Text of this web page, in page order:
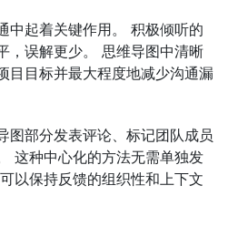
中起着关键作用。 积极倾听的
，误解更少。 思维导图中清晰
目目标并最大程度地减少沟通漏
图部分发表评论、标记团队成员
这种中心化的方法无需单独发
以保持反馈的组织性和上下文